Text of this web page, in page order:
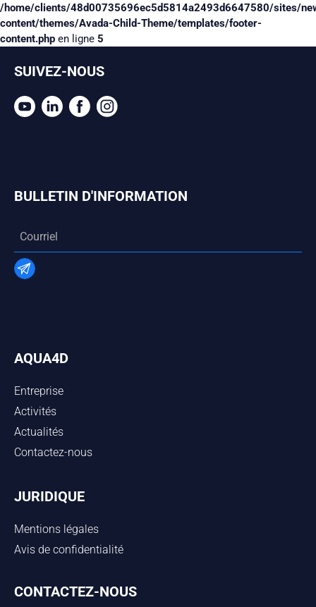
/home/clients/48d00735696ec5d5814a2493d6647580/sites/
content/themes/Avada-Child-Theme/templates/footer-
content.php en ligne 5
SUIVEZ-NOUS
BULLETIN D'INFORMATION
AQUA4D
Entreprise
Activités
Actualités
Contactez-nous
JURIDIQUE
Mentions légales
Avis de confidentialité
CONTACTEZ-NOUS